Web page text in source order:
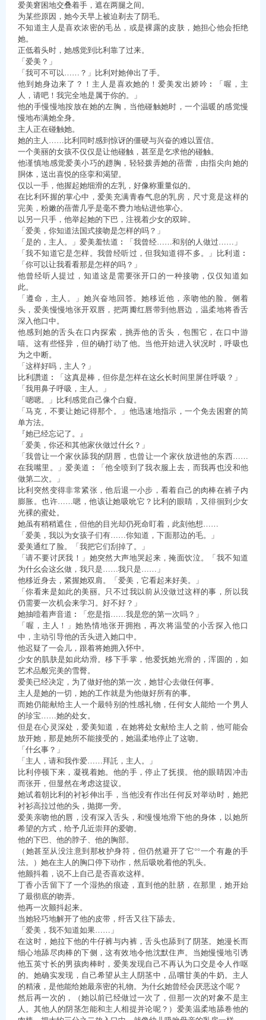
爱美窘困地交叠着手，遮在两腿之间。
为某些原因，她今天早上被迫剃去了阴毛。
不知道主人是喜欢浓密的毛丛，或是裸露的皮肤，她担心他会拒绝
她。
正低着头时，她感觉到比利靠了过来。
「爱美？」
「我可不可以……？」比利对她伸出了手。
他到她身边来了？！主人是喜欢她的！爱美发出娇吟︰「喔，主
人，请吧！我完全地是属于你的。」
他的手慢慢地按放在她的左胸，当他碰触她时，一个温暖的感觉慢
慢地布满她全身。
主人正在碰触她。
她的主人……比利同时感到惊讶的僵硬与兴奋的难以置信。
一个美丽的女孩不仅仅是让他碰触，甚至是乞求他的碰触。
他谨慎地感觉爱美小巧的趐胸，轻轻拨弄她的蓓蕾，由指尖向她的
胴体，送出喜悦的痉挛和渴望。
仅以一手，他握起她细滑的左乳，好像称重量似的。
在比利环握的掌心中，爱美充满青春气息的乳房，尺寸竟是这样的
完美，粉嫩的蓓蕾几乎是毫不费力地钻进他掌心。
以另一只手，他举起她的下巴，注视着少女的双眸。
「爱美，你知道法国式接吻是怎样的吗？」
「是的，主人。」爱美羞怯道︰「我曾经……和别的人做过……」
「我不知道它是怎样。我曾经听过，但我知道得不多。」比利道︰
「你可以让我看看那是怎样的吗？」
他曾经听人提过，知道这是需要张开口的一种接吻，仅仅知道如
此。
「遵命，主人。」她兴奋地回答。她移近他，亲吻他的脸。侧着
头，爱美慢慢地张开双唇，把两瓣红唇带到他唇边，温柔地将香舌
深入他口中。
他感到她的舌头在口内探索，挑弄他的舌头，包围它，在口中游
嘻。这有些怪异，但的确打动了他。当他开始进入状况时，呼吸也
为之中断。
「这样好吗，主人？」
比利讚道︰「这真是棒，但你是怎样在这幺长时间里屏住呼吸？」
「我用鼻子呼吸，主人。」
「嗯嗯。」比利感觉自己像个白癡。
「马克，不要让她记得那个。」他迅速地指示，一个免去困窘的简
单方法。
『她已经忘记了。』
「爱美，你还和其他家伙做过什幺？」
「我曾让一个家伙舔我的阴唇，也曾让一个家伙放进他的东西……
在我嘴里。」爱美道︰「他全喷到了我衣服上去，而我再也没和他
做第二次。」
比利突然变得非常紧张，他后退一小步，看着自己的肉棒在裤子内
膨胀。也许……嗯，他该让她吸吮它？比利的眼睛，又徘徊到少女
光裸的蜜处。
她虽有稍稍遮住，但他的目光却仍死命盯着，此刻他想……
「爱美，我以为女孩子们有……你知道，下面那边的毛。」
爱美通红了脸。「我把它们刮掉了。」
「请不要讨厌我！」她突然大声地哭起来，掩面饮泣。「我不知道
为什幺会这幺做，我只是……我只是……」
他移近身去，紧握她双肩。「爱美，它看起来好美。」
「你看来是如此的美丽。只不过我以前从没做过这样的事，所以我
仍需要一次机会来学习。好不好？」
她抽噎着声音道︰「您是指……我是您的第一次吗？」
「喔，主人！」她热情地张开拥抱，再次将温莹的小舌探入他口
中，主动引导他的舌头进入她口中。
他迟疑了一会儿，跟着将她拥入怀中。
少女的肌肤是如此幼滑。移下手掌，他爱抚她光滑的，浑圆的，如
艺术品般完美的雪臀。
爱美已经决定，为了做好他的第一次，她甘心去做任何事。
主人是她的一切，她的工作就是为他做好所有的事。
而她仍能献给主人一个最特别的性感礼物，任何女人能给一个男人
的珍宝……她的处女。
但是在心灵深处，爱美知道，在她将处女献给主人之前，他可能会
放开她，那是她所不能接受的，她温柔地停止了这吻。
「什幺事？」
「主人，请和我作爱……拜託，主人。」
比利停顿下来，凝视着她。他的手，停止了抚摸。他的眼睛因冲击
而张开，但显然在考虑这提议。
她试着朝比利的衬衫伸出手，当他没有作出任何反对举动时，她把
衬衫高拉过他的头，抛掷一旁。
爱美亲吻他的唇，没有深入舌头，和慢慢地滑下他的身体，以她所
希望的方式，给予几近崇拜的爱吻。
他的下巴、他的脖子、他的胸部。
（她甚至从没注意到那枚护身符，但仍然避开了它°°一个有趣的手
法。）她在主人的胸口停下动作，然后吸吮着他的乳头。
他颤抖着，说不上自己是否喜欢这样。
丁香小舌留下了一个湿热的痕迹，直到他的肚脐，在那里，她开始
了最彻底的吻弄。
他再一次颤抖起来。
当她轻巧地解开了他的皮带，纤舌又往下舔去。
「爱美，我不知道如果……」
在这时，她拉下他的牛仔裤与内裤，舌头也舔到了阴茎。她漫长而
细心地舔尽肉棒的下侧，这有效地令他沈默住声。当她慢慢地引诱
他五英寸长的男孩肉棒时，爱美发现自己不再认为口交是令人作呕
的。她确实发现，自己希望从主人阴茎中，品嚐甘美的牛奶。主人
的精液，是他能给她最亲密的礼物。为什幺她曾经会厌恶这个呢？
然后再一次的，（她以前已经做过一次了，但那一次的对象不是主
人。其他人的阴茎怎能和主人相提并论呢？）爱美温柔地舔卷他的